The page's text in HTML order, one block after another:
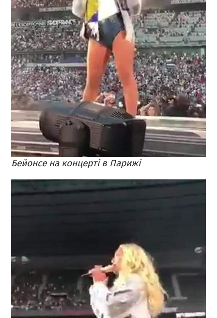
Бейонсе на концерті в Парижі